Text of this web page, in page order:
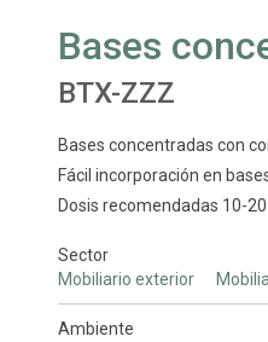
Bases
BTX-ZZZ
Bases concentradas con
Fácil incorporación en
Dosis recomendadas 10-20
Sector
Mobiliario exterior
Ambiente